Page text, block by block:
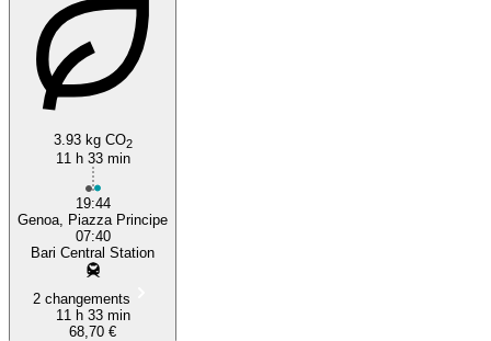
3.93 kg CO2
11 h 33 min
19:44
Genoa, Piazza Principe
07:40
Bari Central Station
2 changements
11 h 33 min
68,70 €